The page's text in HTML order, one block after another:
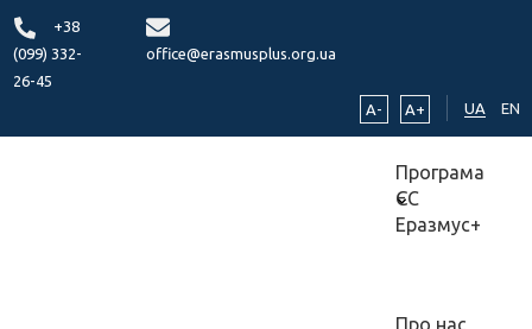
+38
(099) 332-
26-45
office@erasmusplus.org.ua
A- A+ UA EN
Програма
ЄС
Еразмус+
Про нас